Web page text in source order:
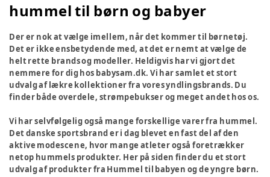
hummel til børn og babyer
Der er nok at vælge imellem, når det kommer til børnetøj.
Det er ikke ensbetydende med, at det er nemt at vælge de
helt rette brands og modeller. Heldigvis har vi gjort det
nemmere for dig hos babysam.dk. Vi har samlet et stort
udvalg af lækre kollektioner fra vores yndlingsbrands. Du
finder både overdele, strømpebukser og meget andet hos os.
Vi har selvfølgelig også mange forskellige varer fra hummel.
Det danske sportsbrand er i dag blevet en fast del af den
aktive modescene, hvor mange atleter også foretrækker
netop hummels produkter. Her på siden finder du et stort
udvalg af produkter fra Hummel til babyen og de yngre børn.